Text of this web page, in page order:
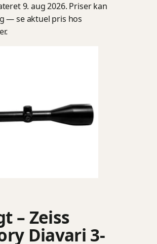
9. aug 2026. Priser kan
— se aktuel pris hos
– Zeiss
Diavari 3-